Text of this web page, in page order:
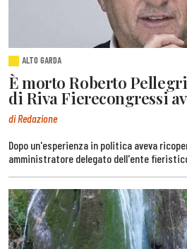
ALTO GARDA
È morto Roberto
di Riva Fierecongressi
di Redazione
Dopo un'esperienza in politica aveva
amministratore delegato dell'ente